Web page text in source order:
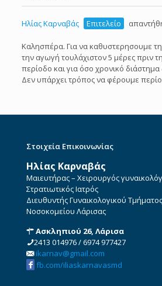
Ηλίας Καρναβάς Επιτελείο
Καλησπέρα. Για να καθυστερησουμε
την αγωγή τουλάχιστον 5 μέρες πριν
περίοδο και για όσο χρονικό
Δεν υπάρχει τρόπος να φέρουμε
Στοιχεία Επικοινωνίας
Ηλίας Καρναβάς
Μαιευτήρας – Χειρουργός
Στρατιωτικός Ιατρός
Διευθυντής Γυναικολογικού
Νοσοκομείου Λάρισας
Ασκληπιού 26, Λάρισα
2413 014976/6974 977427
ikarnav@gmail.com
fb.com/iliaskarnavasmd